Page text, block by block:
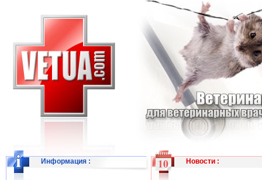
Информация : Новости: